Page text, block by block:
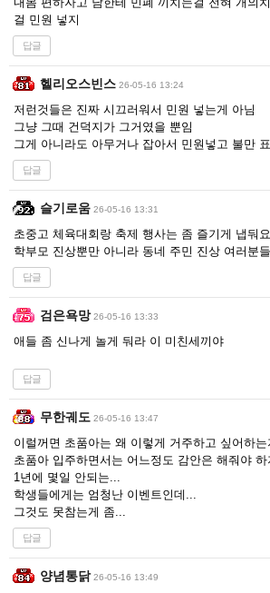
걸 민원 넣지
답글
헬리오스빈스 26-05-16 13:24
저런것들은 진짜 시끄러워서 민원 넣는게 아님
그냥 그때 건덕지가 그거였을 뿐임
그게 아니라도 아무거나 잡아서 민원넣고 불만
답글
슬기로움 26-05-16 13:31
초중고 체육대회랑 축제 행사는 좀 즐기게 냅둬
학부모 진상뿐만 아니라 동네 주민 진상 여러분
답글
검은욕망 26-05-16 13:33
애들 좀 신나게 놀게 둬라 이 미친세끼야
답글
무한궤도 26-05-16 13:47
이럴꺼면 초품아는 왜 이렇게 거주하고 싶어하
초품아 입주하면서는 어느정도 감안은 해줘야
1년에 몇일 안되는...
학생들에게는 엄청난 이벤트인데...
그것도 못참는게 좀...
답글
양념통닭 26-05-16 13:49